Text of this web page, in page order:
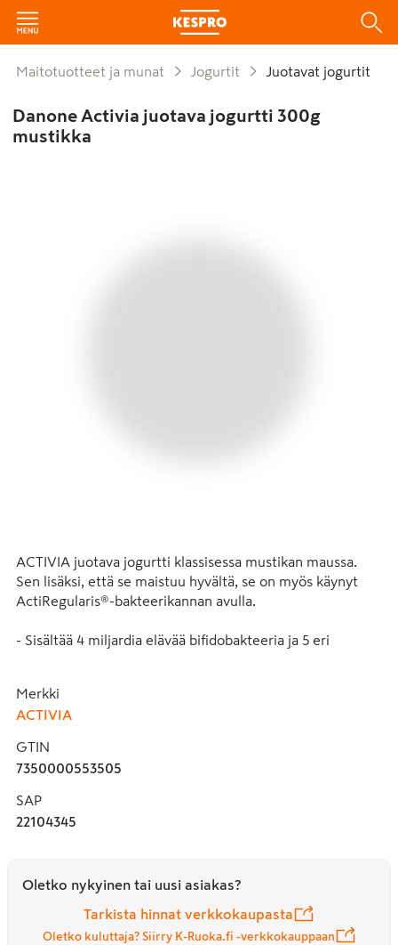
Maitotuotteet ja munat Jogurtit Juotavat jogurtit
Danone Activia juotava jogurtti 300g
mustikka
ACTIVIA juotava jogurtti klassisessa mustikan maussa.
Sen lisäksi, että se maistuu hyvältä, se on myös käynyt
ActiRegularis®-bakteerikannan avulla.
- Sisältää 4 miljardia elävää bifidobakteeria ja 5 eri
hyvinvoinnille*
jogurtilla. Tai nauti sitä maukkaana välipalana päivän
aikana.
*Kalsium edistää ruoansulatusentsyymien normaalia
Merkki
ACTIVIA
GTIN
7350000553505
SAP
22104345
Oletko nykyinen tai uusi asiakas?
Tarkista hinnat verkkokaupasta
Oletko kuluttaja? Siirry K-Ruoka.fi -verkkokauppaan